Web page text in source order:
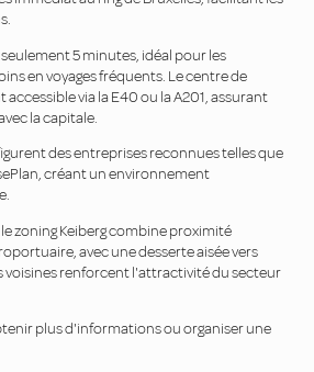
5 minutes, idéal pour les
en voyages fréquents. Le centre de
via la E40 ou la A201, assurant
la capitale.
des entreprises reconnues telles que
créant un environnement
zoning Keiberg combine proximité
avec une desserte aisée vers
voisines renforcent l'attractivité du secteur
plus d'informations ou organiser une